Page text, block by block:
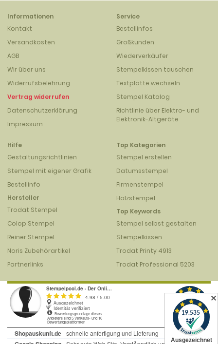
Informationen
Kontakt
Versandkosten
AGB
Wir über uns
Widerrufsbelehrung
Vertrag widerrufen
Datenschutzerklärung
Impressum
Service
Bestellinfos
Großkunden
Wiederverkäufer
Stempelkissen tauschen
Textplatte wechseln
Stempel Katalog
Richtlinie über Elektro- und
Elektronik-Altgeräte
Hilfe
Gestaltungsrichtlinien
Stempel mit eigener Grafik
Bestellinfo
Hersteller
Trodat Stempel
Colop Stempel
Reiner Stempel
Noris Zubehörartikel
Partnerlinks
Top Kategorien
Stempel erstellen
Datumsstempel
Firmenstempel
Holzstempel
Top Keywords
Stempel selbst gestalten
Stempelkissen
Trodat Printy 4913
Trodat Professional 5203
✕